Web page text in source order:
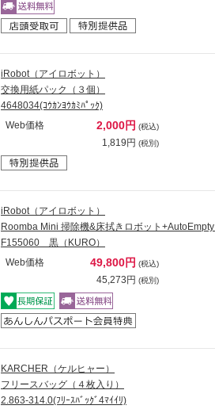
iRobot（アイロボット）
交換用紙パック（３個）
4648034(ｺｳｶﾝﾖｳｶﾐﾊﾟｯｸ)
Web価格
2,000円 (税込)
1,819円 (税別)
iRobot（アイロボット）
Roomba Mini 掃除機&床拭きロボット
F155060 黒（KURO）
Web価格
49,800円 (税込)
45,273円 (税別)
KARCHER（ケルヒャー）
フリースバッグ（４枚入り）
2.863-314.0(ﾌﾘｰｽﾊﾞｯｸﾞ4ﾏｲｲﾘ)